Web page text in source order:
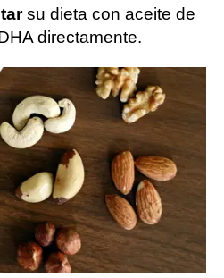
su dieta con aceite de
directamente.